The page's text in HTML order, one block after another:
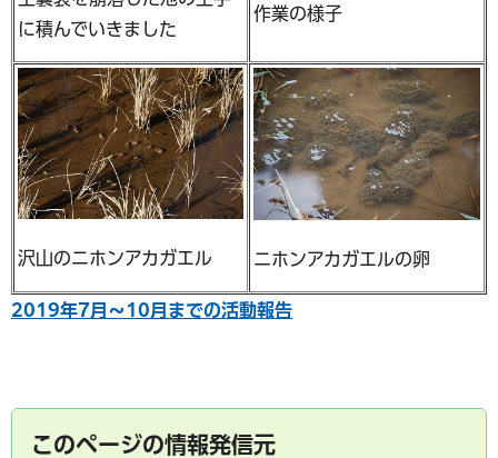
に積んでいきました
作業の様子
沢山のニホンアカガエル ニホンアカガエルの卵
2019年7月～10月までの活動報告
このページの情報発信元